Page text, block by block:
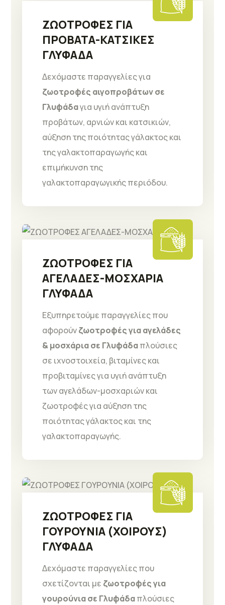
ΖΩΟΤΡΟΦΕΣ ΓΙΑ
ΠΡΟΒΑΤΑ-ΚΑΤΣΙΚΕΣ
ΓΛΥΦΑΔΑ
Δεχόμαστε παραγγελίες για
ζωοτροφές αιγοπροβάτων σε
Γλυφάδαγια υγιή ανάπτυξη
προβάτων, αρνιών και κατσικιών,
αύξηση της ποιότητας γάλακτος και
της γαλακτοπαραγωγής και
επιμήκυνση της
γαλακτοπαραγωγικής περιόδου.
ΖΩΟΤΡΟΦΕΣ ΓΙΑ
ΑΓΕΛΑΔΕΣ-ΜΟΣΧΑΡΙΑ
ΓΛΥΦΑΔΑ
Εξυπηρετούμε παραγγελίες που
αφορούνζωοτροφές για αγελάδες
& μοσχάρια σε Γλυφάδαπλούσιες
σε ιχνοστοιχεία, βιταμίνες και
προβιταμίνες για υγιή ανάπτυξη
των αγελάδων-μοσχαριών και
ζωοτροφές για αύξηση της
ποιότητας γάλακτος και της
γαλακτοπαραγωγής.
ΖΩΟΤΡΟΦΕΣ ΓΙΑ
ΓΟΥΡΟΥΝΙΑ (ΧΟΙΡΟΥΣ)
ΓΛΥΦΑΔΑ
Δεχόμαστε παραγγελίες που
σχετίζονται με ζωοτροφές για
γουρούνια σε Γλυφάδαπλούσιες